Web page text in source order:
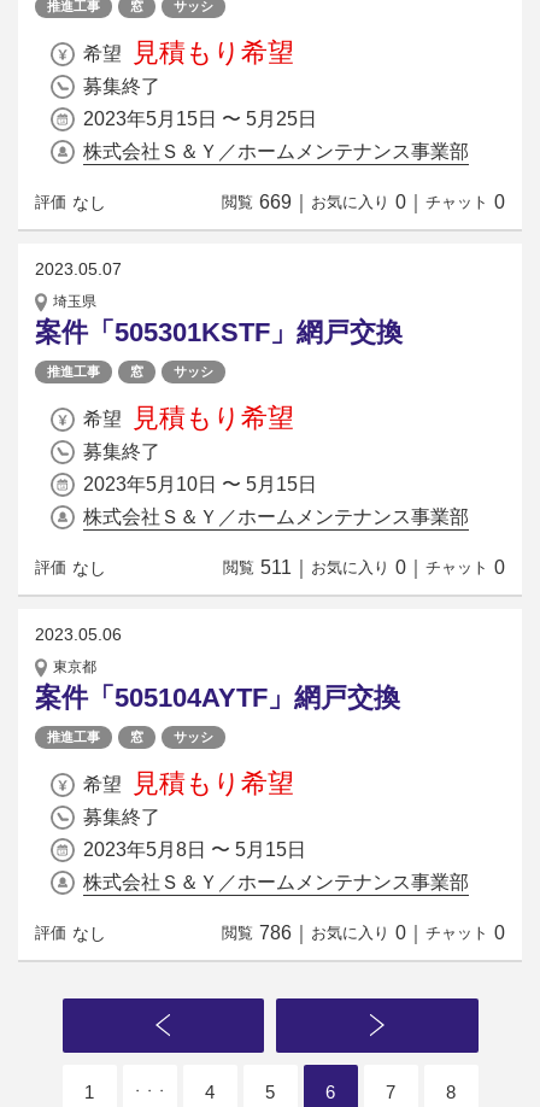
推進工事 窓 サッシ
希望 見積もり希望
募集終了
2023年5月15日 〜 5月25日
株式会社Ｓ＆Ｙ／ホームメンテナンス事業部
評価 なし 閲覧 669 お気に入り 0 チャット 0
2023.05.07
埼玉県
案件「505301KSTF」網戸交換
推進工事 窓 サッシ
希望 見積もり希望
募集終了
2023年5月10日 〜 5月15日
株式会社Ｓ＆Ｙ／ホームメンテナンス事業部
評価 なし 閲覧 511 お気に入り 0 チャット 0
2023.05.06
東京都
案件「505104AYTF」網戸交換
推進工事 窓 サッシ
希望 見積もり希望
募集終了
2023年5月8日 〜 5月15日
株式会社Ｓ＆Ｙ／ホームメンテナンス事業部
評価 なし 閲覧 786 お気に入り 0 チャット 0
1 ・・・ 4 5 6 7 8